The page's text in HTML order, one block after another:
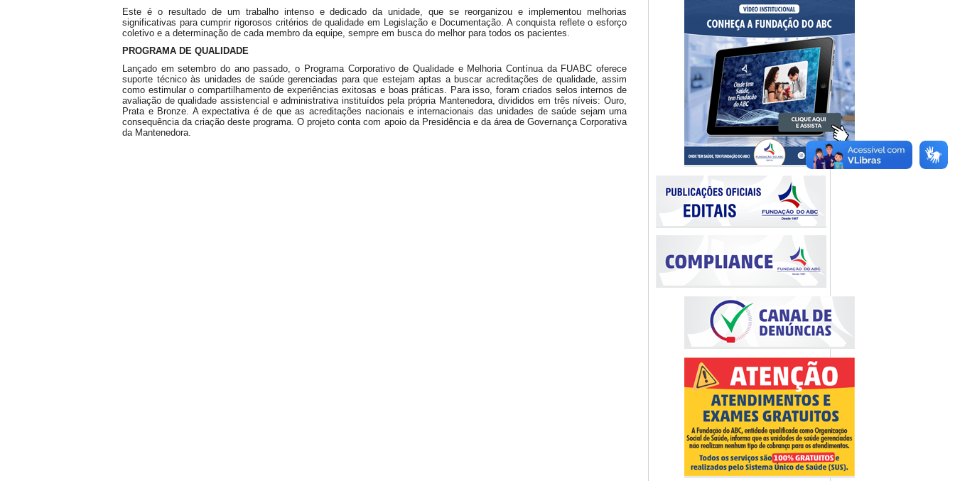
Este é o resultado de um trabalho intenso e dedicado da unidade, que se reorganizou e implementou melhorias
significativas para cumprir rigorosos critérios de qualidade em Legislação e Documentação. A conquista reflete o esforço
coletivo e a determinação de cada membro da equipe, sempre em busca do melhor para todos os pacientes.
PROGRAMA DE QUALIDADE
Lançado em setembro do ano passado, o Programa Corporativo de Qualidade e Melhoria Contínua da FUABC oferece
suporte técnico às unidades de saúde gerenciadas para que estejam aptas a buscar acreditações de qualidade, assim
como estimular o compartilhamento de experiências exitosas e boas práticas. Para isso, foram criados selos internos de
avaliação de qualidade assistencial e administrativa instituídos pela própria Mantenedora, divididos em três níveis: Ouro,
Prata e Bronze. A expectativa é de que as acreditações nacionais e internacionais das unidades de saúde sejam uma
consequência da criação deste programa. O projeto conta com apoio da Presidência e da área de Governança Corporativa
da Mantenedora.